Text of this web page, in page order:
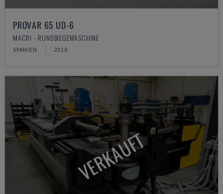
PROVAR 65 UD-6
MACRI - RUNDBIEGEMASCHINE
SPANIEN 2018
VERKAUFT